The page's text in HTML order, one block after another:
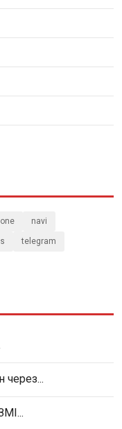
navi
telegram
через...